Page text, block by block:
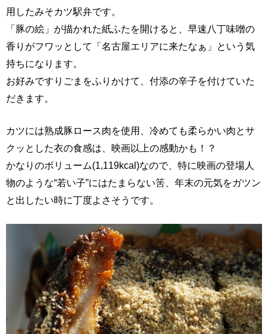
用したみそカツ駅弁です。
「豚の絵」が描かれた紙ふたを開けると、早速八丁味噌の
香りがフワッとして「名古屋エリアに来たなぁ」という気
持ちになります。
お好みですりごまをふりかけて、付添の辛子を付けていた
だきます。
カツには熟成豚ロース肉を使用、冷めても柔らかい肉とサ
クッとした衣の食感は、映画以上の感動かも！？
かなりのボリューム(1,119kcal)なので、特に映画の登場人
物のような“若い子”にはたまらない筈、年末の元気をガツン
と出したい時に丁度よさそうです。